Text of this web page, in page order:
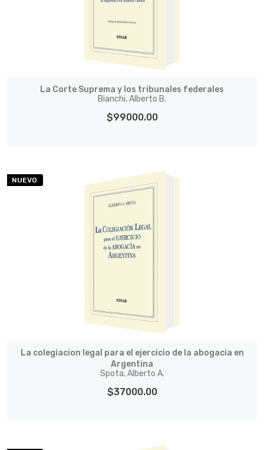
La Corte Suprema y los tribunales federales
Bianchi, Alberto B.
$99000.00
NUEVO
La colegiacion legal para el ejercicio de la abogacia en
Argentina
Spota, Alberto A.
$37000.00